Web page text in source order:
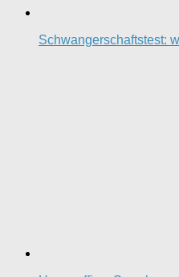
Schwangerschaftstest: